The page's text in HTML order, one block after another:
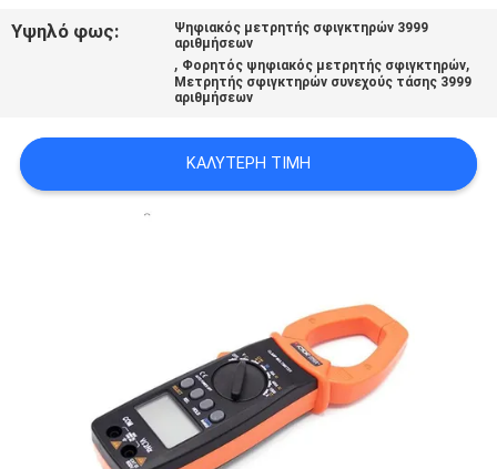
PRIVACY
Υψηλό φως:
Ψηφιακός μετρητής σφιγκτηρών 3999
αριθμήσεων
, Φορητός ψηφιακός μετρητής σφιγκτηρών,
Μετρητής σφιγκτηρών συνεχούς τάσης 3999
αριθμήσεων
ΚΑΛΎΤΕΡΗ ΤΙΜΉ